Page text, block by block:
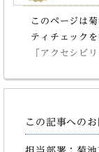
このページは
ティチェック
「アクセシビ
この記事への